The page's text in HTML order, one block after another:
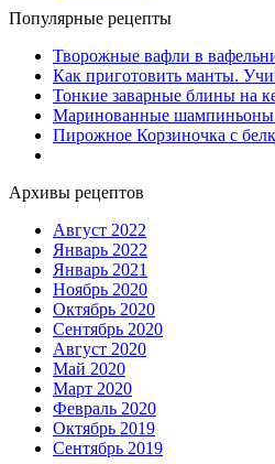
Популярные рецепты
Творожные вафли в
Как приготовить манты.
Тонкие заварные блины на
Маринованные шампиньоны
Пирожное Корзиночка с
Архивы рецептов
Август 2022
Январь 2022
Январь 2021
Ноябрь 2020
Октябрь 2020
Сентябрь 2020
Август 2020
Май 2020
Март 2020
Февраль 2020
Октябрь 2019
Сентябрь 2019